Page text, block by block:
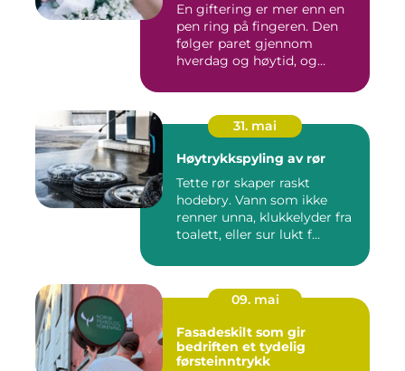
En giftering er mer enn en
pen ring på fingeren. Den
følger paret gjennom
hverdag og høytid, og
31. mai
Høytrykkspyling av rør
Tette rør skaper raskt
hodebry. Vann som ikke
renner unna, klukkelyder fra
toalett, eller sur lukt f...
09. mai
Fasadeskilt som gir
bedriften et tydelig
førsteinntrykk